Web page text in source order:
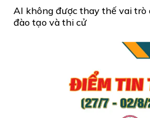
AI không được thay thế vai trò
đào tạo và thi cử